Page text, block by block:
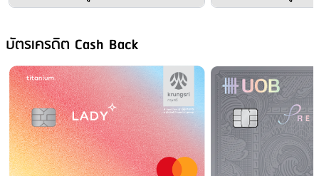
บาท/ครั้ง - ชำระที่บิ๊กซี และ มินิบิ๊กซี ทุกสาขา (ยอดชำระสูงสุดไม่เกิน
ชำระผ่านระบบโทรศัพท์อัตโนมัติ
ชำระโดยเช็คหรือธนาณัติทางไปรษณีย์: ไม่มีบริการ
บัตรเครดิต Cash Back